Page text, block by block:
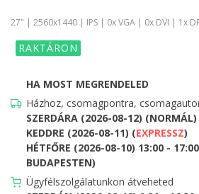
27" | 2560x1440 | IPS | 0x VGA | 0x DVI | 1x
RAKTÁRON
HA MOST MEGRENDELED
Házhoz, csomagpontra,
SZERDÁRA (2026-08-12) (NORMÁL)
KEDDRE (2026-08-11) (EXPRESSZ)
HÉTFŐRE (2026-08-10) 13:00 -
BUDAPESTEN)
Ügyfélszolgálatunkon átveheted